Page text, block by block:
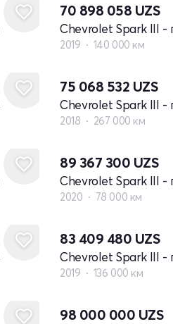
70 898 058 UZS
Chevrolet Spark III -
2019 140 000 км
75 068 532 UZS
Chevrolet Spark III -
2018 267 000 км
89 367 300 UZS
Chevrolet Spark III -
2020 78 000 км
83 409 480 UZS
Chevrolet Spark III -
2019 136 000 км
98 000 000 UZS